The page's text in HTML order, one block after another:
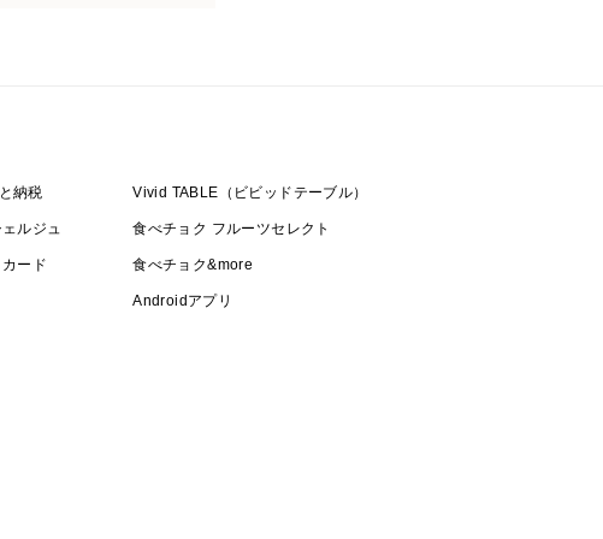
納税 Vivid TABLE（ビビッドテーブル）
ルジュ 食べチョク フルーツセレクト
ード 食べチョク&more
Androidアプリ